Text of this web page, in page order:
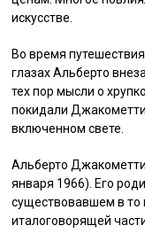
искусстве.
Во время
глазах Альберто
тех пор мысли о
покидали
включенном свете.
Альберто
января 1966). Его
существовавшем в то
италоговорящей